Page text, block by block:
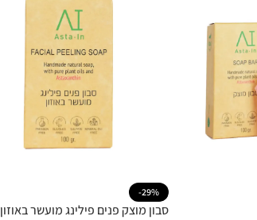
-29%
סבון מוצק פנים פילינג מועשר באוזון